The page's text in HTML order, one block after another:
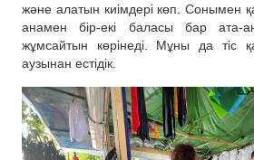
және алатын киімдері көп. Сонымен
анамен бір-екі баласы бар ата-
жұмсайтын көрінеді. Мұны да тіс
аузынан естідік.